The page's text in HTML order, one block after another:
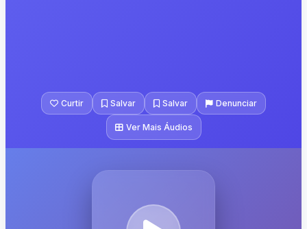
Curtir Salvar Salvar Denunciar
Ver Mais Áudios